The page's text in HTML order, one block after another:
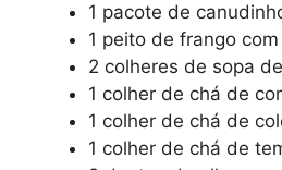
1 pacote de
1 peito de frango
2 colheres de sopa
1 colher de chá de
1 colher de chá de
1 colher de chá de